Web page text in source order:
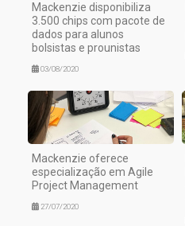
Mackenzie disponibiliza
3.500 chips com pacote de
dados para alunos
bolsistas e prounistas
03/08/2020
Mackenzie oferece
especialização em Agile
Project Management
27/07/2020